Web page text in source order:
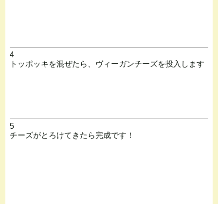
4
トッポッキを混ぜたら、ヴィーガンチーズを投入します
5
チーズがとろけてきたら完成です！